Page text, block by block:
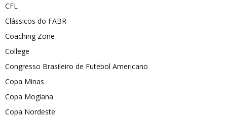
CFL
Clássicos do FABR
Coaching Zone
College
Congresso Brasileiro de Futebol Americano
Copa Minas
Copa Mogiana
Copa Nordeste